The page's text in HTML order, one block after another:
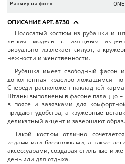
Размер на фото ONE
ОПИСАНИЕ АРТ. 8730
Полосатый костюм из рубашки и
легкая модель с изящным
визуально извлекает силуэт, а
нежности и женственности.
Рубашка имеет свободный фасон и
дополненная красиво ложащимся
Спереди расположен накладной
Штаны выполнены в фасоне палаццо –
в поясе и завязками для
придают удобства, а кружевные
деликатный акцент и завершают образ.
Такой костюм отлично
кедами или босоножками, а также
аксессуарами, создавая стильные и
день или для отдыха.